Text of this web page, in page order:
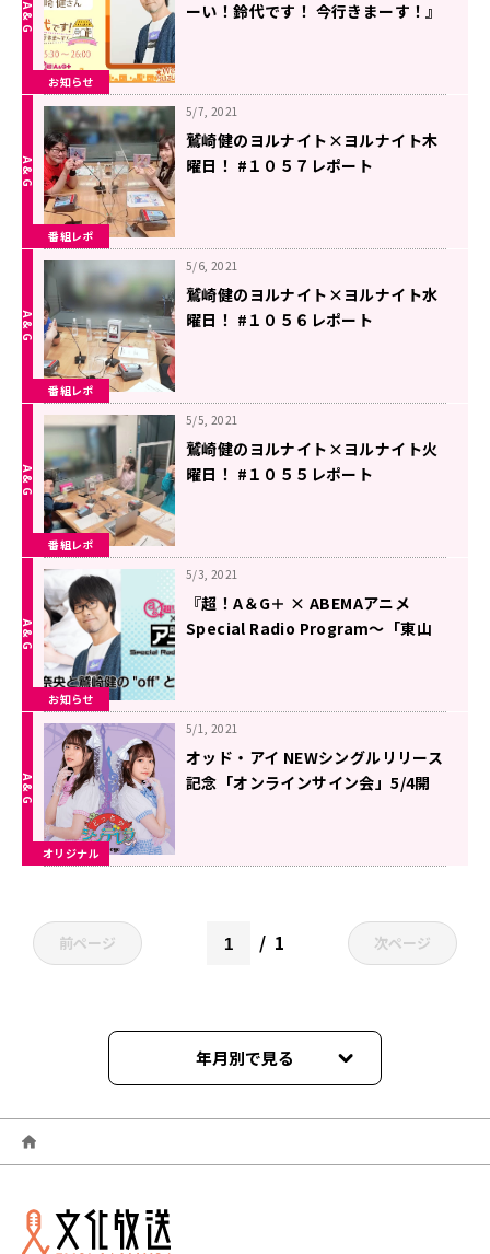
お知らせ
ーい！鈴代です！ 今行きまーす！』
番組レポ
5/7, 2021
鷲崎健のヨルナイト×ヨルナイト木
曜日！ #１０５７レポート
番組レポ
5/6, 2021
鷲崎健のヨルナイト×ヨルナイト水
曜日！ #１０５６レポート
番組レポ
5/5, 2021
鷲崎健のヨルナイト×ヨルナイト火
曜日！ #１０５５レポート
お知らせ
5/3, 2021
『超！A＆G＋ × ABEMAアニメ
Special Radio Program～「東山
オリジナル
5/1, 2021
オッド・アイ NEWシングルリリース
記念「オンラインサイン会」5/4開
前ページ 1 次ページ
年月別で見る
2025年03月
2025年02月
2025年01月